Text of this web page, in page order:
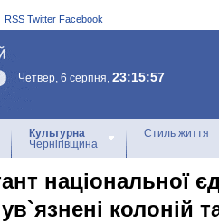
RSS Twitter Facebook
Четвер, 6 серпня, 23:15:57
Культурна
Чернігівщина
Стиль життя
національної
колоній